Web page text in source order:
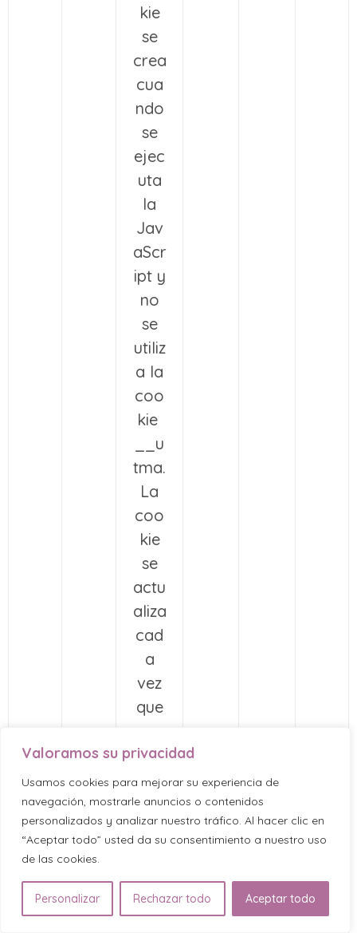
Valoramos su privacidad
Usamos cookies para mejorar su experiencia de
navegación, mostrarle anuncios o contenidos
personalizados y analizar nuestro tráfico. Al hacer clic en
“Aceptar todo” usted da su consentimiento a nuestro uso
de las cookies.
Personalizar Rechazar todo Aceptar todo
kie
se
crea
cua
ndo
se
ejec
uta
la
Jav
aScr
ipt y
no
se
utiliz
a la
coo
kie
__u
tma.
La
coo
kie
se
actu
aliza
cad
a
vez
que
enví
an
dat
os a
Goo
Anal
ytics